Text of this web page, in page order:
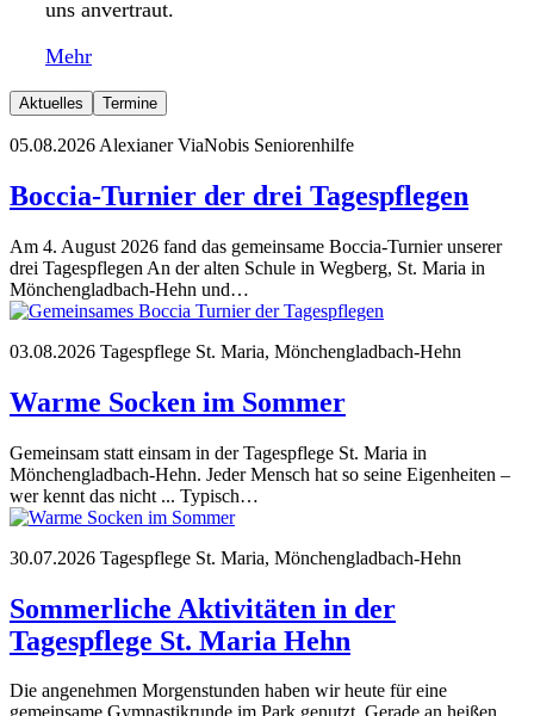
uns anvertraut.
Mehr
Aktuelles Termine
05.08.2026 Alexianer ViaNobis Seniorenhilfe
Boccia-Turnier der drei Tagespflegen
Am 4. August 2026 fand das gemeinsame Boccia-Turnier unserer
drei Tagespflegen An der alten Schule in Wegberg, St. Maria in
Mönchengladbach-Hehn und…
03.08.2026 Tagespflege St. Maria, Mönchengladbach-Hehn
Warme Socken im Sommer
Gemeinsam statt einsam in der Tagespflege St. Maria in
Mönchengladbach-Hehn. Jeder Mensch hat so seine Eigenheiten –
wer kennt das nicht ... Typisch…
30.07.2026 Tagespflege St. Maria, Mönchengladbach-Hehn
Sommerliche Aktivitäten in der
Tagespflege St. Maria Hehn
Die angenehmen Morgenstunden haben wir heute für eine